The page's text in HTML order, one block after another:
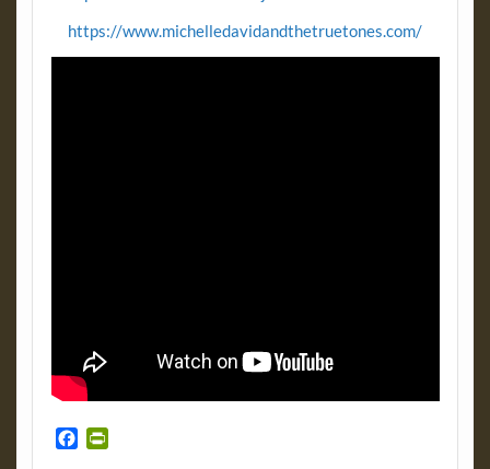
https://www.michelledavidandthetruetones.com/